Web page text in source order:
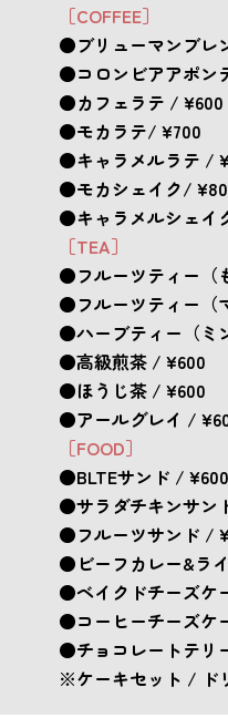
［COFFEE］
●ブリューマンブレ
●コロンビアアポン
●カフェラテ / ¥600
●モカラテ/ ¥700
●キャラメルラテ /
●モカシェイク/
●キャラメルシェイ
［TEA］
●フルーツティー（
●フルーツティー（
●ハーブティー（ミ
●高級煎茶 / ¥600
●ほうじ茶 / ¥600
●アールグレイ /
［FOOD］
●BLTEサンド / ¥600
●サラダチキンサン
●フルーツサンド /
●ビーフカレー&ラ
●ベイクドチーズケ
●コーヒーチーズケ
●チョコレートテリ
※ケーキセット / ド